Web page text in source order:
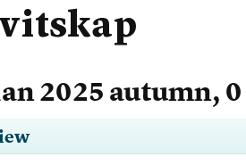
2025 autumn,